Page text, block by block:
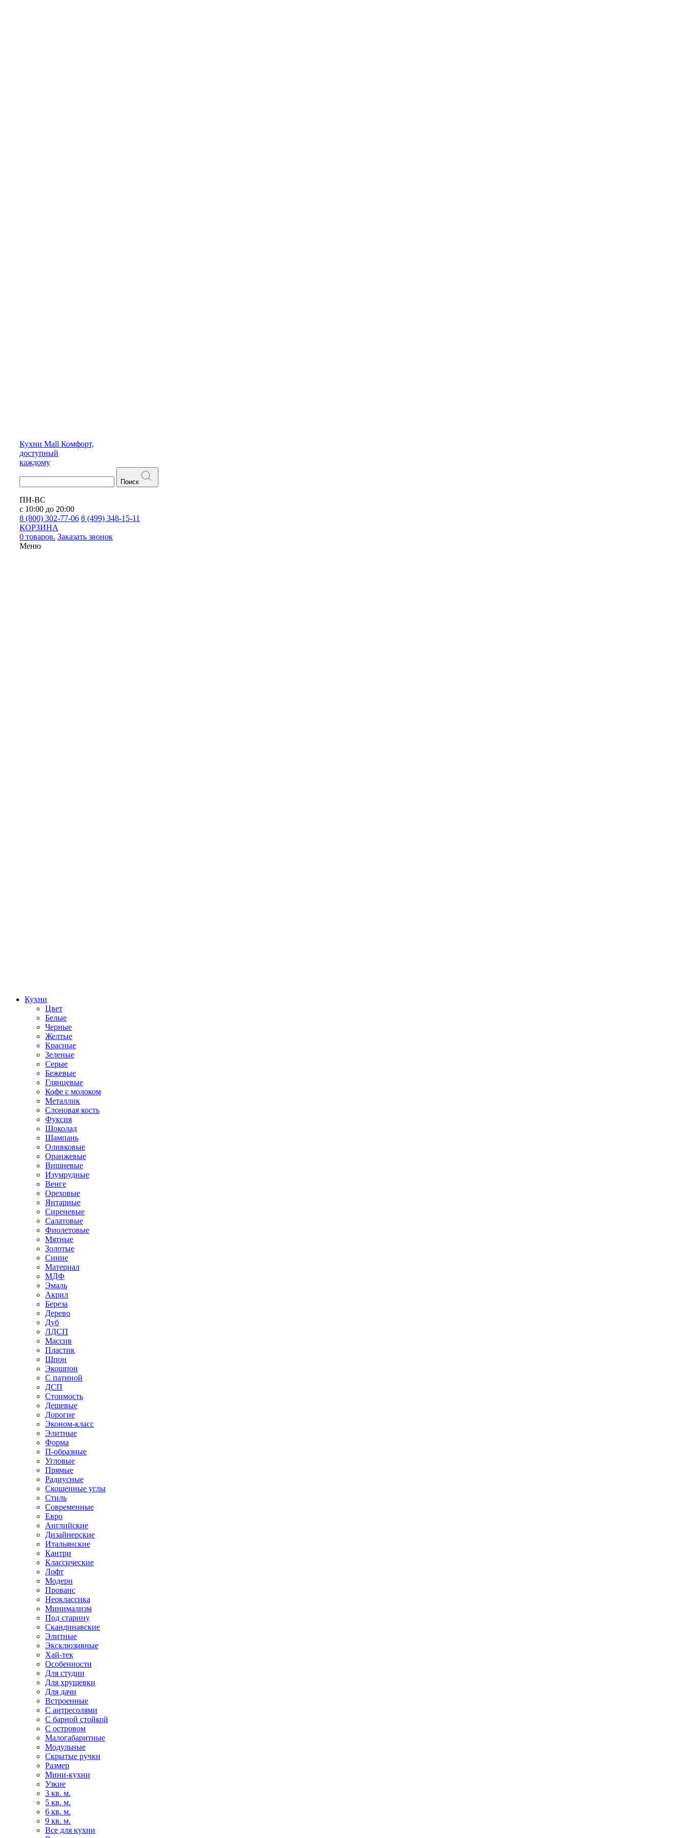
Кухни Mall Комфорт,
доступный
каждому
Поиск
ПН-ВС
с 10:00 до 20:00
8 (800) 302-77-06 8 (499) 348-15-11
КОРЗИНА
0 товаров. Заказать звонок
Меню
Кухни
Цвет
Белые
Черные
Желтые
Красные
Зеленые
Серые
Бежевые
Глянцевые
Кофе с молоком
Металлик
Слоновая кость
Фуксия
Шоколад
Шампань
Оливковые
Оранжевые
Вишневые
Изумрудные
Венге
Ореховые
Янтарные
Сиреневые
Салатовые
Фиолетовые
Мятные
Золотые
Синие
Материал
МДФ
Эмаль
Акрил
Береза
Дерево
Дуб
ЛДСП
Массив
Пластик
Шпон
Экошпон
С патиной
ДСП
Стоимость
Дешевые
Дорогие
Эконом-класс
Элитные
Форма
П-образные
Угловые
Прямые
Радиусные
Скошенные углы
Стиль
Современные
Евро
Английские
Дизайнерские
Итальянские
Кантри
Классические
Лофт
Модерн
Прованс
Неоклассика
Минимализм
Под старину
Скандинавские
Элитные
Эксклюзивные
Хай-тек
Особенности
Для студии
Для хрущевки
Для дачи
Встроенные
С антресолями
С барной стойкой
С островом
Малогабаритные
Модульные
Скрытые ручки
Размер
Мини-кухни
Узкие
3 кв. м.
5 кв. м.
6 кв. м.
9 кв. м.
Все для кухни